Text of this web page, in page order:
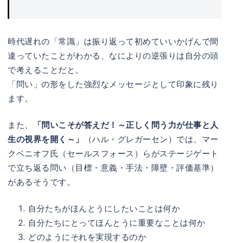
時代遅れの「常識」は振り返って初めていいかげんで間
違っていたことがわかる、なによりの逆張りは自分の頭
で考えることだと。
「問い」の形をした強烈なメッセージとして印象に残り
ます。
また、
「問いこそが答えだ！～正しく問う力が仕事と人
生の視界を開く～」
（ハル・グレガーセン）では、マー
クベニオフ氏（セールスフォース）らがステージゲート
で立ち返る問い（目標・意義・手法・障壁・評価基準）
があるそうです。
自分たちがほんとうにしたいことは何か
自分たちにとってほんとうに重要なことは何か
どのようにそれを実現するのか